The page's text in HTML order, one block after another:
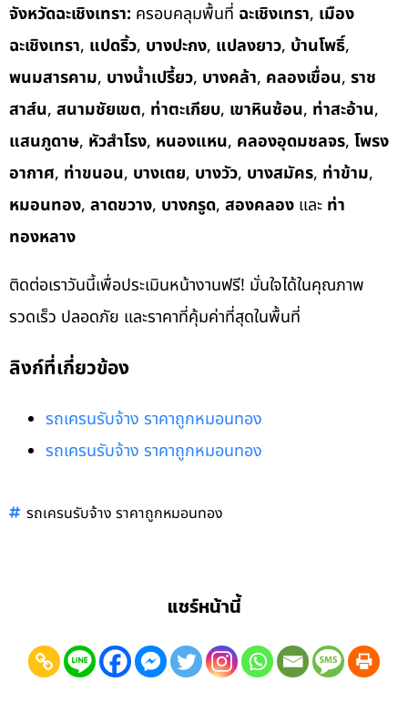
จังหวัดฉะเชิงเทรา: ครอบคลุมพื้นที่ ฉะเชิงเทรา, เมือง
ฉะเชิงเทรา, แปดริ้ว, บางปะกง, แปลงยาว, บ้านโพธิ์,
พนมสารคาม, บางน้ำเปรี้ยว, บางคล้า, คลองเขื่อน, ราช
สาส์น, สนามชัยเขต, ท่าตะเกียบ, เขาหินซ้อน, ท่าสะอ้าน,
แสนภูดาษ, หัวสำโรง, หนองแหน, คลองอุดมชลจร, โพรง
อากาศ, ท่าขนอน, บางเตย, บางวัว, บางสมัคร, ท่าข้าม,
หมอนทอง, ลาดขวาง, บางกรูด, สองคลอง และ ท่า
ทองหลาง
ติดต่อเราวันนี้เพื่อประเมินหน้างานฟรี! มั่นใจได้ในคุณภาพ
รวดเร็ว ปลอดภัย และราคาที่คุ้มค่าที่สุดในพื้นที่
ลิงก์ที่เกี่ยวข้อง
รถเครนรับจ้าง ราคาถูกหมอนทอง
รถเครนรับจ้าง ราคาถูกหมอนทอง
รถเครนรับจ้าง ราคาถูกหมอนทอง
แชร์หน้านี้